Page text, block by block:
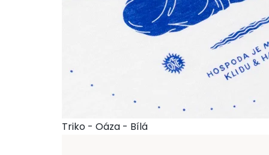
Triko - Oáza - Bílá